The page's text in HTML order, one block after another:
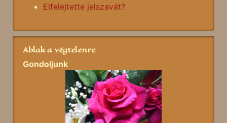
Elfelejtette jelszavát?
Ablak a végtelenre
Gondoljunk